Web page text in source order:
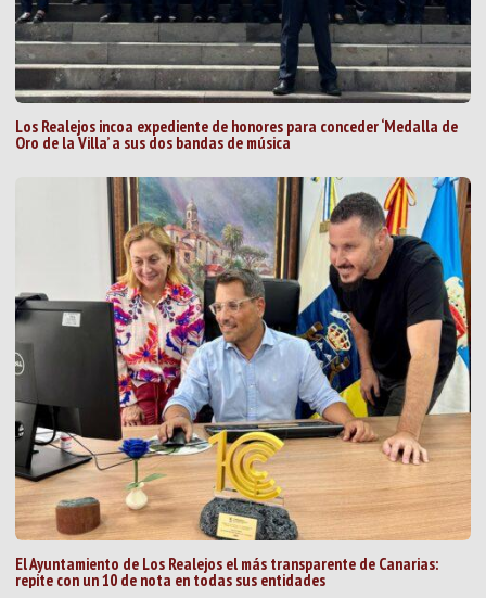
Los Realejos incoa expediente de honores para conceder ‘Medalla de
Oro de la Villa’ a sus dos bandas de música
El Ayuntamiento de Los Realejos el más transparente de Canarias:
repite con un 10 de nota en todas sus entidades